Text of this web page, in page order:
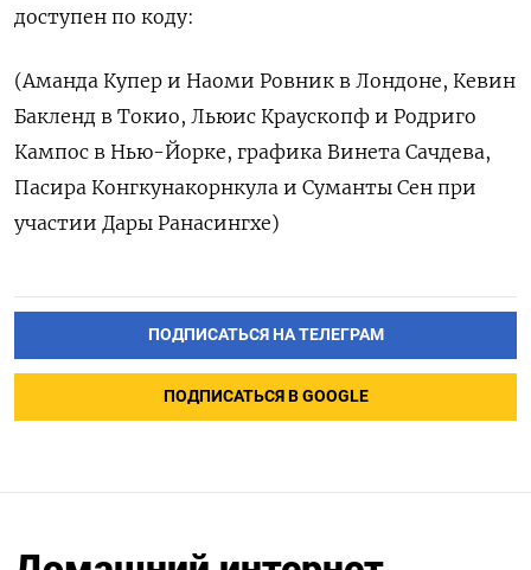
доступен по коду:
(Аманда Купер и Наоми Ровник в Лондоне, Кевин
Бакленд в Токио, Льюис Краускопф и Родриго
Кампос в Нью-Йорке, графика Винета Сачдева,
Пасира Конгкунакорнкула и Суманты Сен при
участии Дары Ранасингхе)
ПОДПИСАТЬСЯ НА ТЕЛЕГРАМ
ПОДПИСАТЬСЯ В GOOGLE